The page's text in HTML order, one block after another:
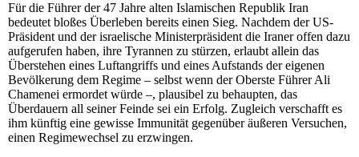
Für die Führer der 47 Jahre alten Islamischen Republik Iran
bedeutet bloßes Überleben bereits einen Sieg. Nachdem der US-
Präsident und der israelische Ministerpräsident die Iraner offen dazu
aufgerufen haben, ihre Tyrannen zu stürzen, erlaubt allein das
Überstehen eines Luftangriffs und eines Aufstands der eigenen
Bevölkerung dem Regime – selbst wenn der Oberste Führer Ali
Chamenei ermordet würde –, plausibel zu behaupten, das
Überdauern all seiner Feinde sei ein Erfolg. Zugleich verschafft es
ihm künftig eine gewisse Immunität gegenüber äußeren Versuchen,
einen Regimewechsel zu erzwingen.